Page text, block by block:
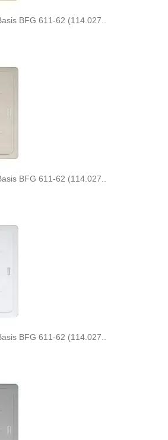
BFG 611-62 (114.027..
BFG 611-62 (114.027..
BFG 611-62 (114.027..